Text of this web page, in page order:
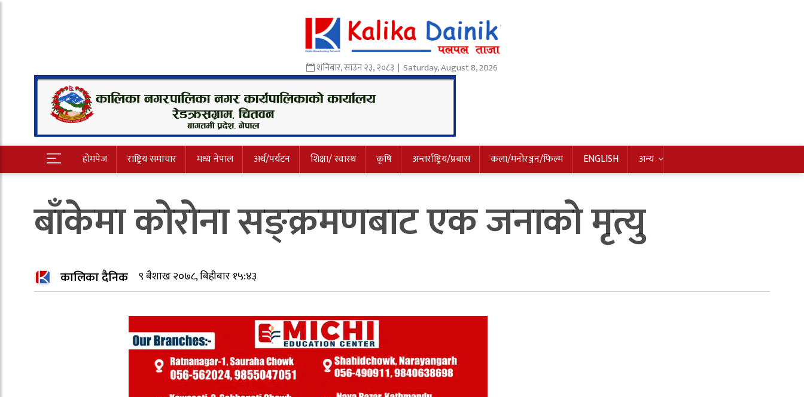
शनिबार,साउन२३,२०८३ | Saturday, August 8, 2026
होमपेज राष्ट्रिय समाचार मध्य नेपाल अर्थ/पर्यटन शिक्षा/ स्वास्थ कृषि अन्तर्राष्ट्रिय/प्रबास कला/मनोरञ्जन/फिल्म ENGLISH अन्य
बाँकेमा कोरोना सङ्क्रमणबाट एक जनाको मृत्यु
कालिका दैनिक ९ बैशाख २०७८, बिहीबार १५:४३